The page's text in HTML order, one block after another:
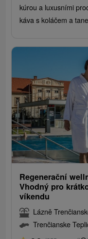
kúrou a luxusními
káva s koláčem a
Regenerační
Vhodný pro
víkendu
Lázně
Trenčianske